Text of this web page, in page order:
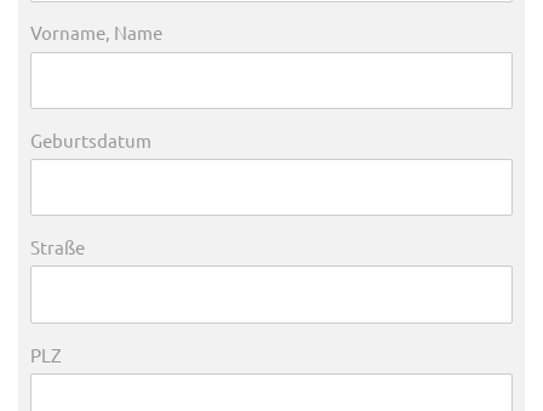
Vorname, Name
Geburtsdatum
Straße
PLZ